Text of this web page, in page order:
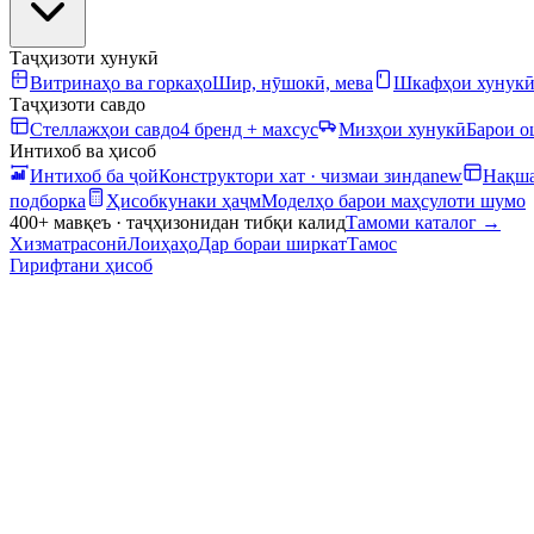
Таҷҳизоти хунукӣ
Витринаҳо ва горкаҳоШир, нӯшокӣ, мева Шкафҳои хунукӣ
Таҷҳизоти савдо
Стеллажҳои савдо4 бренд + махсус Мизҳои хунукӣБарои
Интихоб ва ҳисоб
Интихоб ба ҷойКонструктори хат · чизмаи зиндаnew
подборка
Ҳисобкунаки ҳаҷмМоделҳо барои маҳсулоти шумо
400+ мавқеъ · таҷҳизонидан тибқи калидТамоми каталог →
ХизматрасонӣЛоиҳаҳоДар бораи ширкатТамос
Гирифтани ҳисоб